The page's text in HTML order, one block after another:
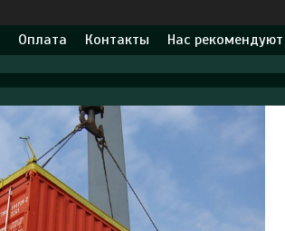
Оплата Контакты Нас рекомендуют